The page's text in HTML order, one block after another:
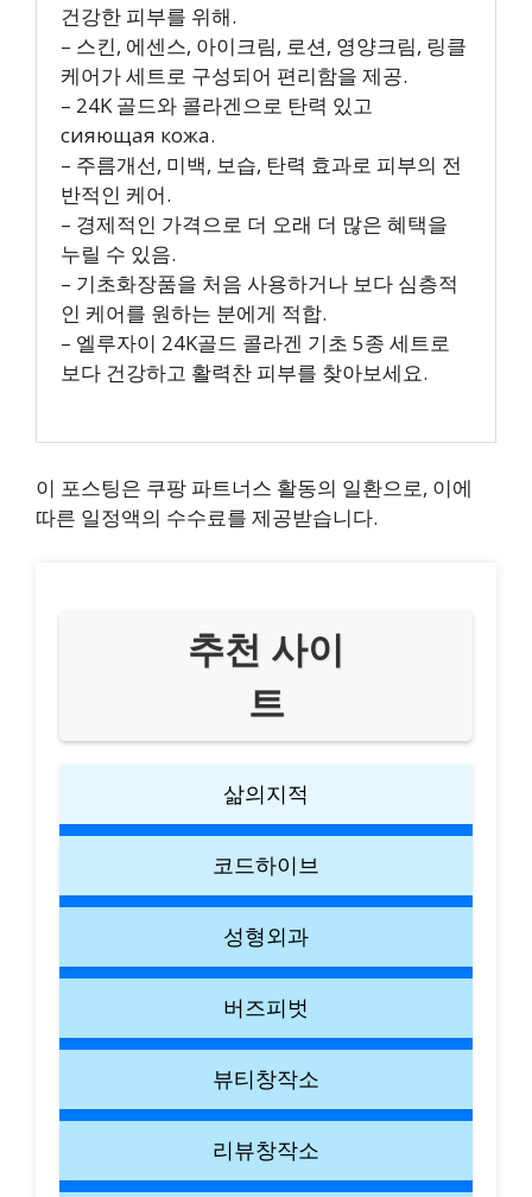
건강한 피부를 위해.
– 스킨, 에센스, 아이크림, 로션, 영양크림, 링클
케어가 세트로 구성되어 편리함을 제공.
– 24K 골드와 콜라겐으로 탄력 있고
сияющая кожа.
– 주름개선, 미백, 보습, 탄력 효과로 피부의 전
반적인 케어.
– 경제적인 가격으로 더 오래 더 많은 혜택을
누릴 수 있음.
– 기초화장품을 처음 사용하거나 보다 심층적
인 케어를 원하는 분에게 적합.
– 엘루자이 24K골드 콜라겐 기초 5종 세트로
보다 건강하고 활력찬 피부를 찾아보세요.
이 포스팅은 쿠팡 파트너스 활동의 일환으로, 이에
따른 일정액의 수수료를 제공받습니다.
추천 사이
트
삶의지적
코드하이브
성형외과
버즈피벗
뷰티창작소
리뷰창작소